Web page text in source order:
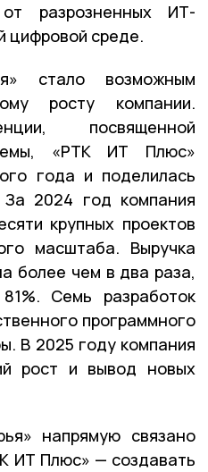
разрозненных ИТ-
цифровой среде.
стало возможным
росту компании.
посвященной
«РТК ИТ Плюс»
года и поделилась
2024 год компания
крупных проектов
масштаба. Выручка
более чем в два раза,
Семь разработок
программного
В 2025 году компания
рост и вывод новых
напрямую связано
ИТ Плюс» — создавать